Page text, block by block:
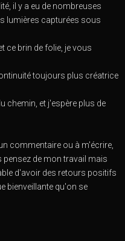
il y a eu de nombreuses
lumières capturées sous
ce brin de folie, je vous
toujours plus créatrice
chemin, et j'espère plus de
commentaire ou à m'écrire,
pensez de mon travail mais
d'avoir des retours positifs
bienveillante qu'on se